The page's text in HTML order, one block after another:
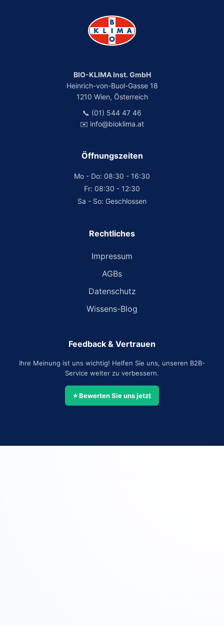
BIO-KLIMA Inst. GmbH
Heinrich-von-Buol-Gasse 18
1210 Wien, Österreich
📞 (01) 544 47 46
✉️ info@bioklima.at
Öffnungszeiten
Mo - Do: 08:30 - 16:30
Fr: 08:30 - 12:30
Sa - So: Geschlossen
Rechtliches
Impressum
AGBs
Datenschutz
Wissens-Blog
Feedback & Vertrauen
Ihre Meinung ist uns wichtig! Helfen Sie uns, unseren B2B-
Service weiter zu verbessern.
⭐ Bewerten Sie uns jetzt